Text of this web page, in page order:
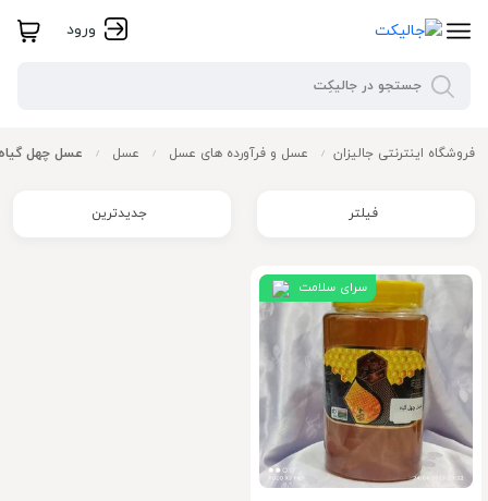
ورود
فروشگاه اینترنتی جالیزان / عسل و فرآورده های عسل / عسل / عسل چهل
فیلتر جدیدترین
سرای سلامت